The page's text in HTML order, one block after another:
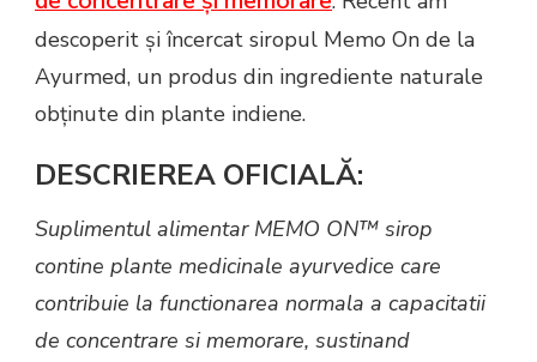
descoperit și încercat siropul Memo On de la
Ayurmed, un produs din ingrediente naturale
obținute din plante indiene.
DESCRIEREA OFICIALĂ:
Suplimentul alimentar MEMO ON™ sirop
contine plante medicinale ayurvedice care
contribuie la functionarea normala a capacitatii
de concentrare si memorare, sustinand